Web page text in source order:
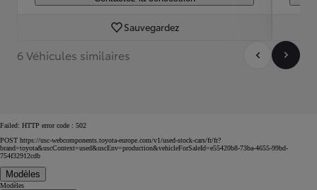
Sauvegardez
6 Véhicules similaires
Failed: HTTP error code : 502
POST https://usc-webcomponents.toyota-europe.com/v1/used-stock-cars/fr/fr?
brand=toyota&uscContext=used&uscEnv=production&vehicleForSaleId=e55420b8-73ba-4655-99bd-
754f32912cdb
Modèles
Modèles